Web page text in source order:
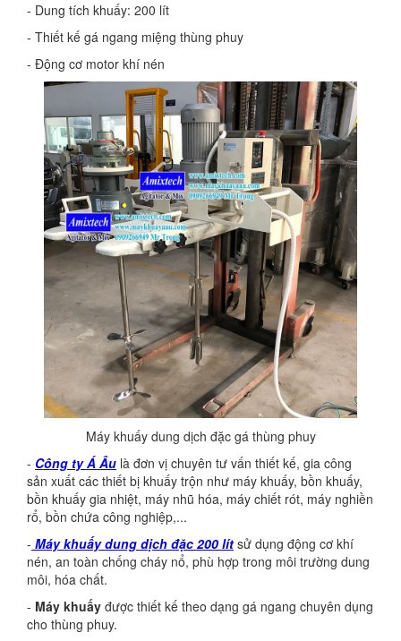
- Dung tích khuấy: 200 lít
- Thiết kế gá ngang miệng thùng phuy
- Động cơ motor khí nén
Máy khuấy dung dịch đặc gá thùng phuy
- Công ty Á Âu là đơn vị chuyên tư vấn thiết kế, gia công
sản xuất các thiết bị khuấy trộn như máy khuấy, bồn khuấy,
bồn khuấy gia nhiệt, máy nhũ hóa, máy chiết rót, máy nghiền
rổ, bồn chứa công nghiệp,...
- Máy khuấy dung dịch đặc 200 lít sử dụng động cơ khí
nén, an toàn chống cháy nổ, phù hợp trong môi trường dung
môi, hóa chất.
- Máy khuấy được thiết kế theo dạng gá ngang chuyên dụng
cho thùng phuy.